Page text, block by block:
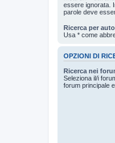
essere ignorata.
parole deve
Ricerca per
Usa * come
OPZIONI DI
Ricerca nei
Seleziona il/i
forum principale